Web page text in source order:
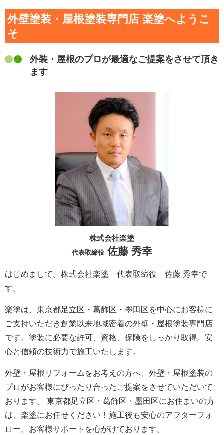
外壁塗装・屋根塗装専門店 楽塗へようこ
そ
外装・屋根のプロが最適なご提案をさせて頂き
ます
株式会社楽塗
代表取締役佐藤 秀幸
はじめまして。株式会社楽塗 代表取締役 佐藤 秀幸で
す。
楽塗は、東京都足立区・葛飾区・墨田区を中心にお客様に
ご支持いただき創業以来地域密着の外壁・屋根塗装専門店
です。塗装に必要な許可、資格、保険をしっかり取得。安
心と信頼の技術力で施工いたします。
外壁・屋根リフォームをお考えの方へ、外壁・屋根塗装の
プロがお客様にぴったり合ったご提案をさせていただいて
おります。 東京都足立区・葛飾区・墨田区にお住まいの方
は、楽塗にお任せください！施工後も安心のアフターフォ
ロー、お客様サポートを心がけております。